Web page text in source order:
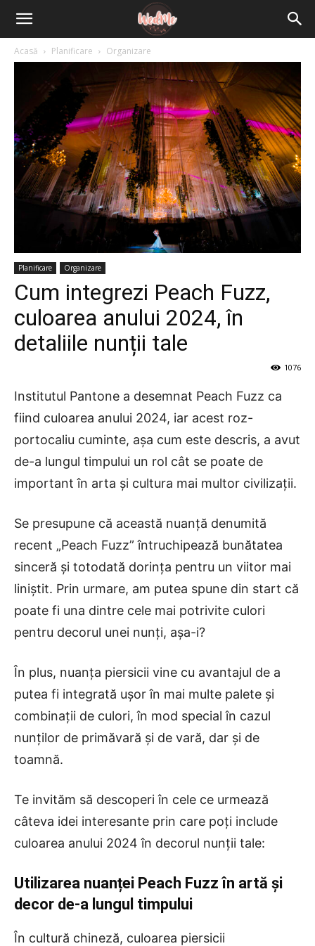
Acasă Planificare Organizare
Planificare Organizare
Cum integrezi Peach Fuzz,
culoarea anului 2024, în
detaliile nunții tale
1076
Institutul Pantone a desemnat Peach Fuzz ca
fiind culoarea anului 2024, iar acest roz-
portocaliu cuminte, așa cum este descris, a avut
de-a lungul timpului un rol cât se poate de
important în arta și cultura mai multor civilizații.
Se presupune că această nuanță denumită
recent „Peach Fuzz” întruchipează bunătatea
sinceră și totodată dorința pentru un viitor mai
liniștit. Prin urmare, am putea spune din start că
poate fi una dintre cele mai potrivite culori
pentru decorul unei nunți, așa-i?
În plus, nuanța piersicii vine cu avantajul de a
putea fi integrată ușor în mai multe palete și
combinații de culori, în mod special în cazul
nunților de primăvară și de vară, dar și de
toamnă.
Te invităm să descoperi în cele ce urmează
câteva idei interesante prin care poți include
culoarea anului 2024 în decorul nunții tale:
Utilizarea nuanței Peach Fuzz în artă și
decor de-a lungul timpului
În cultură chineză, culoarea piersicii